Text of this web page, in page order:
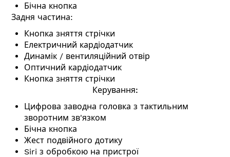
Бічна кнопка
Задня частина:
Кнопка зняття стрічки
Електричний кардіодатчик
Динамік / вентиляційний отвір
Оптичний кардіодатчик
Кнопка зняття стрічки
Керування:
Цифрова заводна головка з тактильним
зворотним зв'язком
Бічна кнопка
Жест подвійного дотику
Siri з обробкою на пристрої